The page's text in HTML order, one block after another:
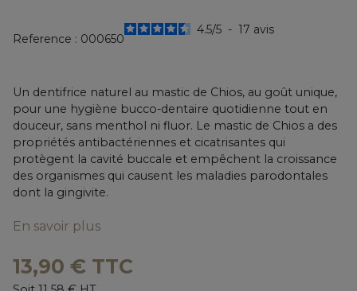
Reference : 000650
4.5/5 - 17 avis
Un dentifrice naturel au mastic de Chios, au goût unique,
pour une hygiène bucco-dentaire quotidienne tout en
douceur, sans menthol ni fluor. Le mastic de Chios a des
propriétés antibactériennes et cicatrisantes qui
protègent la cavité buccale et empêchent la croissance
des organismes qui causent les maladies parodontales
dont la gingivite.
En savoir plus
13,90 € TTC